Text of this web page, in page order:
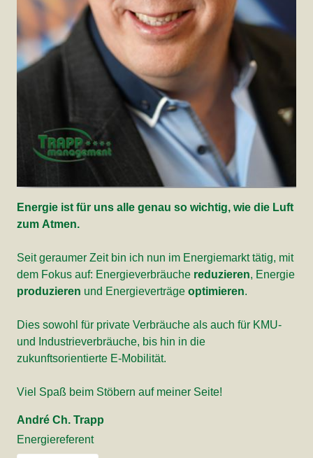
Energie ist für uns alle genau so wichtig, wie die Luft
zum Atmen.
Seit geraumer Zeit bin ich nun im Energiemarkt tätig, mit
dem Fokus auf: Energieverbräuche reduzieren, Energie
produzieren und Energieverträge optimieren.
Dies sowohl für private Verbräuche als auch für KMU-
und Industrieverbräuche, bis hin in die
zukunftsorientierte E-Mobilität.
Viel Spaß beim Stöbern auf meiner Seite!
André Ch. Trapp
Energiereferent